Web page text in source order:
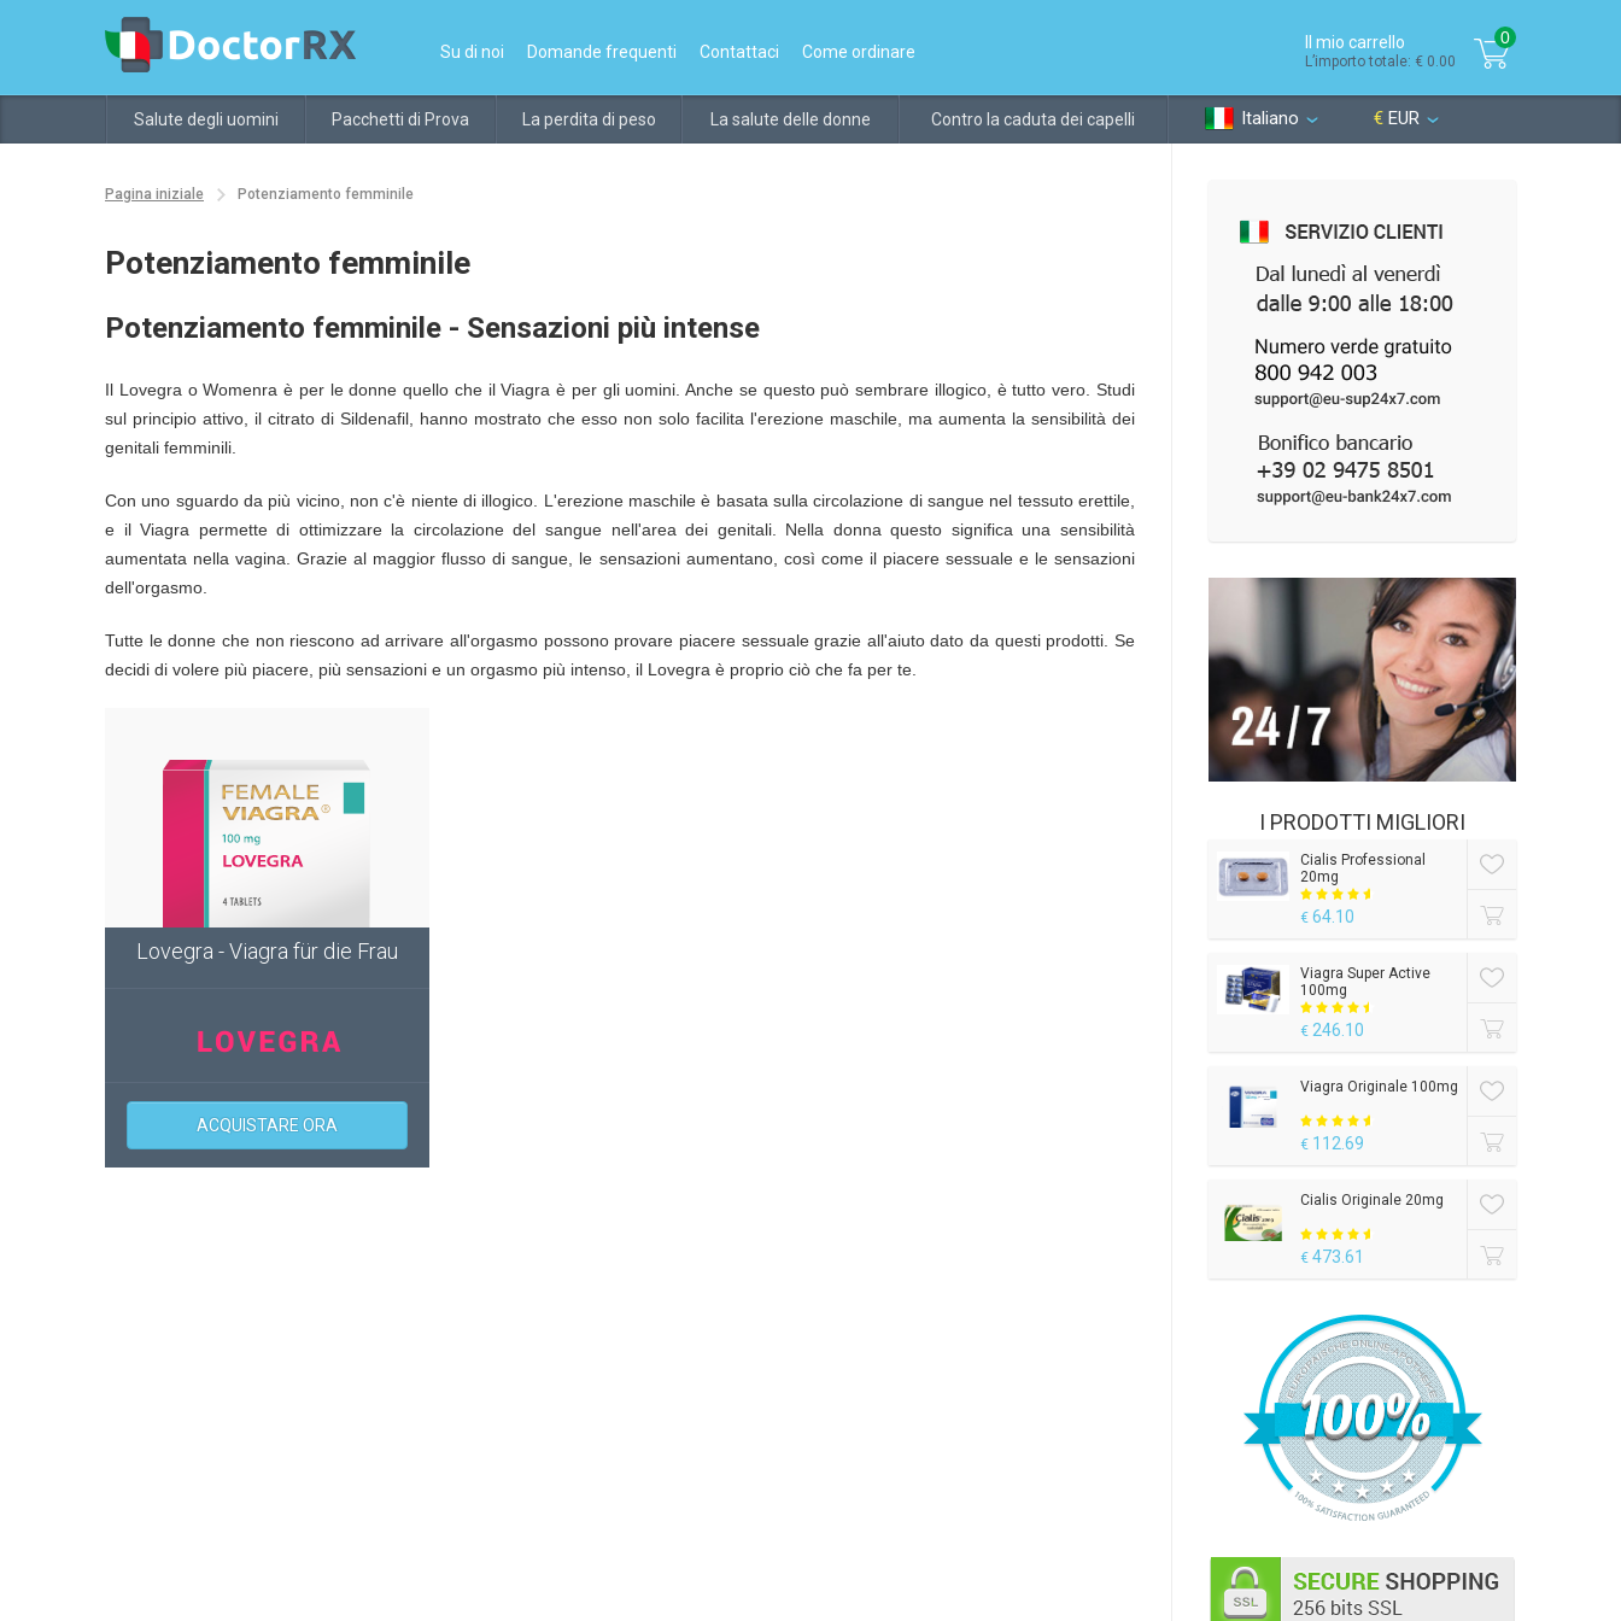
Su di noi Domande frequenti Contattaci Come ordinare Il mio carrello
L’importo totale: € 0.00
0
Salute degli uomini Pacchetti di Prova La perdita di peso La salute delle donne Contro la caduta dei capelli Italiano € EUR
Pagina iniziale Potenziamento femminile
Potenziamento femminile
Potenziamento femminile - Sensazioni più intense
Il Lovegra o Womenra è per le donne quello che il Viagra è per gli uomini. Anche se questo può sembrare illogico, è tutto vero. Studi
sul principio attivo, il citrato di Sildenafil, hanno mostrato che esso non solo facilita l'erezione maschile, ma aumenta la sensibilità dei
genitali femminili.
Con uno sguardo da più vicino, non c'è niente di illogico. L'erezione maschile è basata sulla circolazione di sangue nel tessuto erettile,
e il Viagra permette di ottimizzare la circolazione del sangue nell'area dei genitali. Nella donna questo significa una sensibilità
aumentata nella vagina. Grazie al maggior flusso di sangue, le sensazioni aumentano, così come il piacere sessuale e le sensazioni
dell'orgasmo.
Tutte le donne che non riescono ad arrivare all'orgasmo possono provare piacere sessuale grazie all'aiuto dato da questi prodotti. Se
decidi di volere più piacere, più sensazioni e un orgasmo più intenso, il Lovegra è proprio ciò che fa per te.
Lovegra - Viagra für die Frau
ACQUISTARE ORA
I PRODOTTI MIGLIORI
Cialis Professional
20mg
€ 64.10
Viagra Super Active
100mg
€ 246.10
Viagra Originale 100mg
€ 112.69
Cialis Originale 20mg
€ 473.61